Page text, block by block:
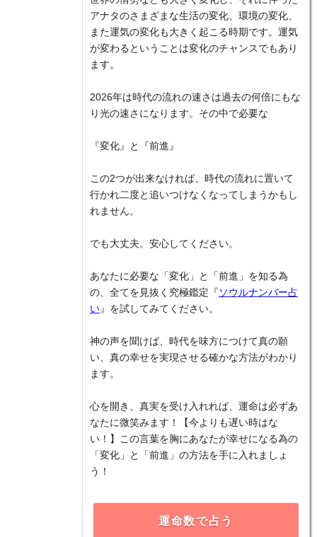
アナタのさまざまな生活の変化、環境の変化、
また運気の変化も大きく起こる時期です。運気
が変わるということは変化のチャンスでもあり
ます。
2026年は時代の流れの速さは過去の何倍にもな
り光の速さになります。その中で必要な
『変化』と『前進』
この2つが出来なければ、時代の流れに置いて
行かれ二度と追いつけなくなってしまうかもし
れません。
でも大丈夫。安心してください。
あなたに必要な「変化」と「前進」を知る為
の、全てを見抜く究極鑑定『 ソウルナンバー占
い 』を試してみてください。
神の声を聞けば、時代を味方につけて真の願
い、真の幸せを実現させる確かな方法がわかり
ます。
心を開き、真実を受け入れれば、運命は必ずあ
なたに微笑みます！【今よりも遅い時はな
い！】この言葉を胸にあなたが幸せになる為の
「変化」と「前進」の方法を手に入れましょ
う！
運命数で占う